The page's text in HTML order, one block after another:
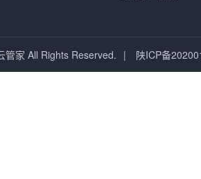
家 All Rights Reserved. | 陕ICP备